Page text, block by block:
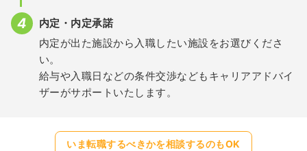
内定・内定承諾
内定が出た施設から入職したい施設をお選びくださ
い。
給与や入職日などの条件交渉などもキャリアアドバイ
ザーがサポートいたします。
いま転職するべきかを相談するのもOK